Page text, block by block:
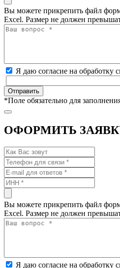
Вы можете прикрепить файл
Excel. Размер не должен
Я даю согласие на обработку
*Поле обязательно для
ОФОРМИТЬ
Вы можете прикрепить файл
Excel. Размер не должен
Я даю согласие на обработку